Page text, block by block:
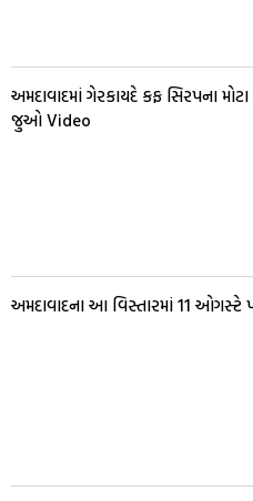
અમદાવાદમાં ગેરકાયદે કફ સિરપના મોટા
જુઓ Video
અમદાવાદના આ વિસ્તારમાં 11 ઓગસ્ટે